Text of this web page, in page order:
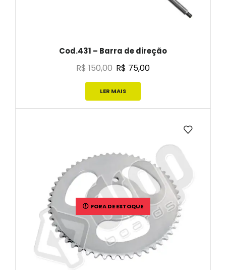
Cod.431 – Barra de direção
R$150,00 R$ 75,00
LER MAIS
FORA DE ESTOQUE